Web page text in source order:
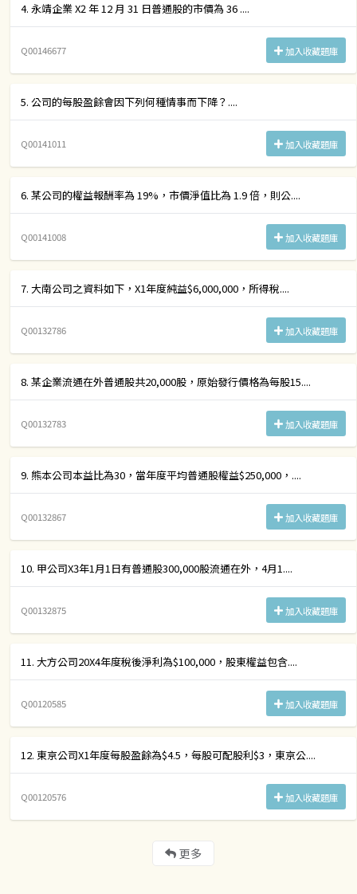
4. 永靖企業 X2 年 12 月 31 日普通股的市價為 36 ....
Q00146677 加入收藏題庫
5. 公司的每股盈餘會因下列何種情事而下降？....
Q00141011 加入收藏題庫
6. 某公司的權益報酬率為 19%，市價淨值比為 1.9 倍，則公....
Q00141008 加入收藏題庫
7. 大南公司之資料如下，X1年度純益$6,000,000，所得稅....
Q00132786 加入收藏題庫
8. 某企業流通在外普通股共20,000股，原始發行價格為每股15....
Q00132783 加入收藏題庫
9. 熊本公司本益比為30，當年度平均普通股權益$250,000，....
Q00132867 加入收藏題庫
10. 甲公司X3年1月1日有普通股300,000股流通在外，4月1....
Q00132875 加入收藏題庫
11. 大方公司20X4年度稅後淨利為$100,000，股東權益包含....
Q00120585 加入收藏題庫
12. 東京公司X1年度每股盈餘為$4.5，每股可配股利$3，東京公....
Q00120576 加入收藏題庫
更多